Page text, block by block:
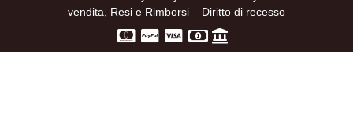
vendita, Resi e Rimborsi – Diritto di recesso